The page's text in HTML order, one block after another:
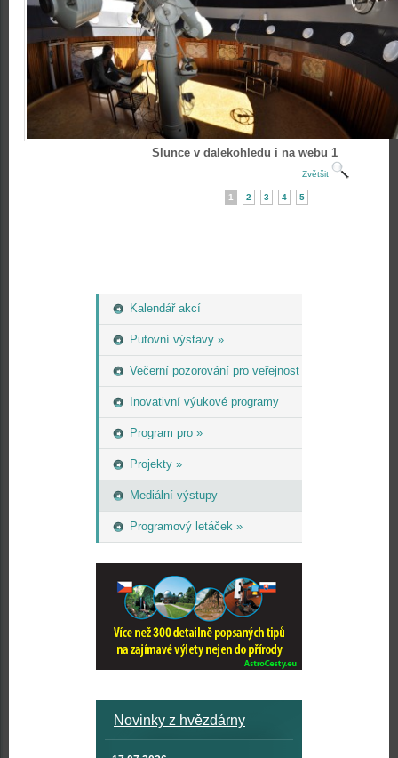
Kalendář akcí
Putovní výstavy »
Večerní pozorování pro veřejnost
Inovativní výukové programy
Program pro »
Projekty »
Mediální výstupy
Programový letáček »
Novinky z hvězdárny
Slunce v dalekohledu i na webu 1
Zvětšit
1 2 3 4 5